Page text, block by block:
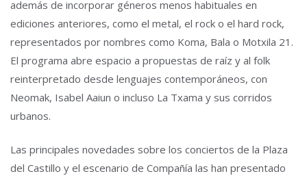
además de incorporar géneros menos habituales en
ediciones anteriores, como el metal, el rock o el hard rock,
representados por nombres como Koma, Bala o Motxila 21.
El programa abre espacio a propuestas de raíz y al folk
reinterpretado desde lenguajes contemporáneos, con
Neomak, Isabel Aaiun o incluso La Txama y sus corridos
urbanos.
Las principales novedades sobre los conciertos de la Plaza
del Castillo y el escenario de Compañía las han presentado